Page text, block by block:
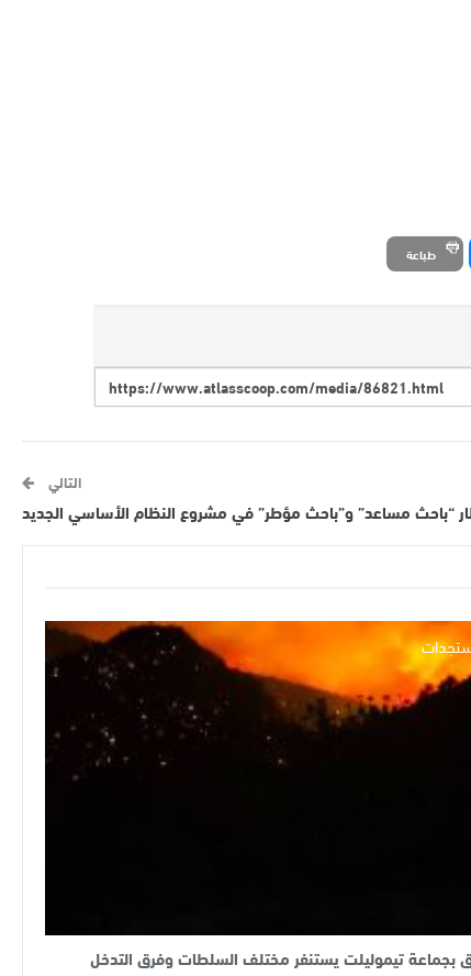
طباعة
التالي
“باحث مساعد” و”باحث مؤطر” في مشروع النظام الأساسي الجديد
بجماعة تيموليلت يستنفر مختلف السلطات وفرق التدخل